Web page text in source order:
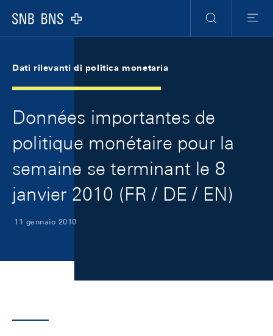
Logo
Ricerca
Menu
Dati rilevanti di politica monetaria
Données importantes de
politique monétaire pour la
semaine se terminant le 8
janvier 2010 (FR / DE / EN)
11 gennaio 2010